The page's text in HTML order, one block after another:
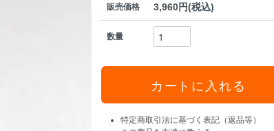
販売価格 3,960円(税込)
数量
特定商取引法に基づく表記（返品等）